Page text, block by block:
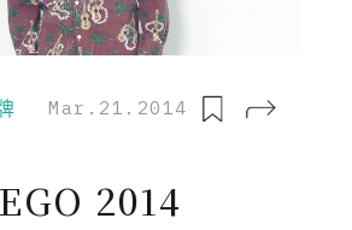
Mar.21.2014
2014